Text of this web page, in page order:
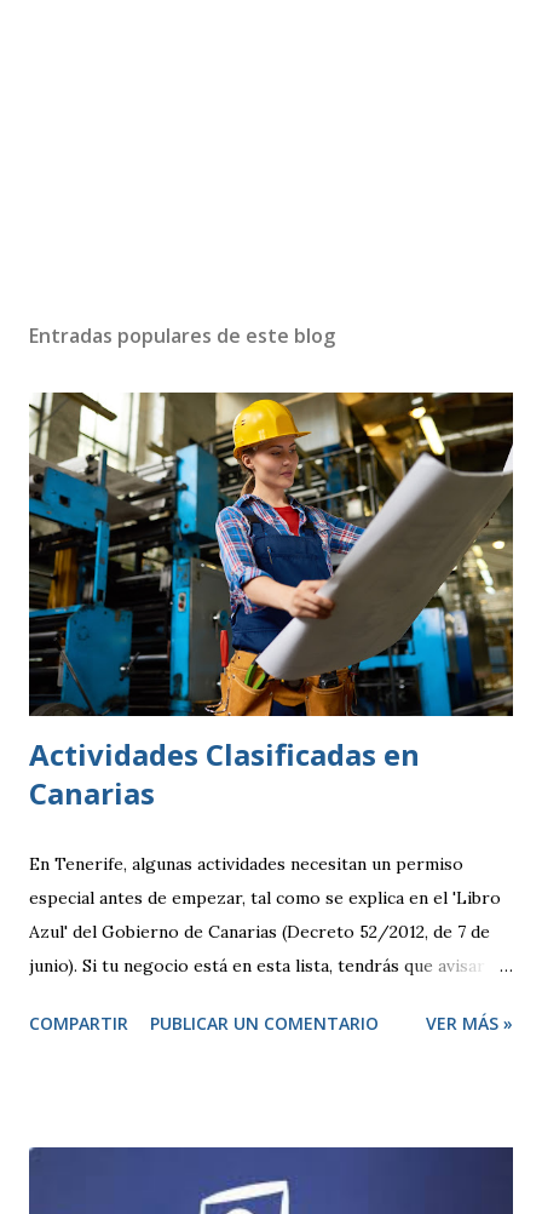
Entradas populares de este blog
Actividades Clasificadas en
Canarias
En Tenerife, algunas actividades necesitan un permiso
especial antes de empezar, tal como se explica en el 'Libro
Azul' del Gobierno de Canarias (Decreto 52/2012, de 7 de
junio). Si tu negocio está en esta lista, tendrás que avisar
específica. Por otro lado, hay otras actividades que se
responsable y la documentación necesaria, que te indicarán
COMPARTIR PUBLICAR UN COMENTARIO VER MÁS »